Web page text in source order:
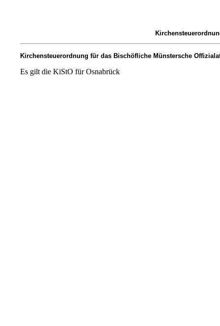
Kirchensteuerordnung für das Bischöfliche Münstersche
Es gilt die KiStO für Osnabrück